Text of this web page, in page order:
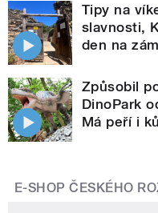
Tipy na
slavnosti,
den na
Způsobil
DinoPark
Má peří i
E-SHOP ČESKÉHO